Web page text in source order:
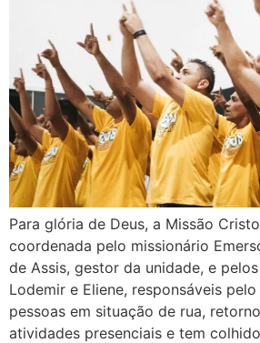
Para glória de Deus, a Missão
coordenada pelo missionário
de Assis, gestor da unidade, e
Lodemir e Eliene, responsáveis
pessoas em situação de rua,
atividades presenciais e tem